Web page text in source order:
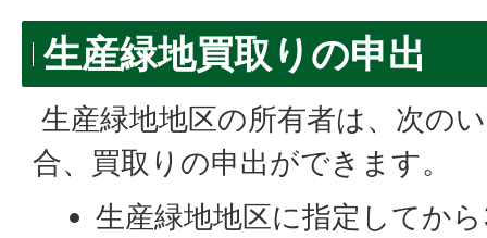
生産緑地買取りの申出
生産緑地地区の所有者は、次の
合、買取りの申出ができます。
生産緑地地区に指定してか